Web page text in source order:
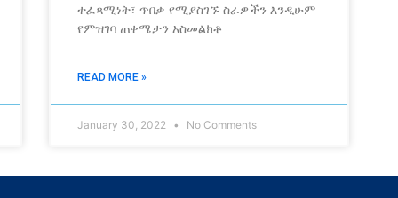
ተፈጻሚነት፣ ጥበቃ የሚያስገኙ ስራዎችን እንዲሁም
የምዝገባ ጠቀሜታን አስመልክቶ
READ MORE »
January 30, 2022 No Comments